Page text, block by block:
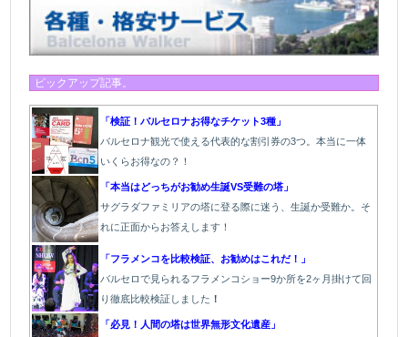
ピックアップ記事。
「検証！バルセロナお得なチケット3種」
バルセロナ観光で使える代表的な割引券の3つ。本当に一体
いくらお得なの？！
「本当はどっちがお勧め生誕VS受難の塔」
サグラダファミリアの塔に登る際に迷う、生誕か受難か。そ
れに正面からお答えします！
「フラメンコを比較検証、お勧めはこれだ！」
バルセロで見られるフラメンコショー9か所を2ヶ月掛けて回
り徹底比較検証しました ！
「必見！人間の塔は世界無形文化遺産」